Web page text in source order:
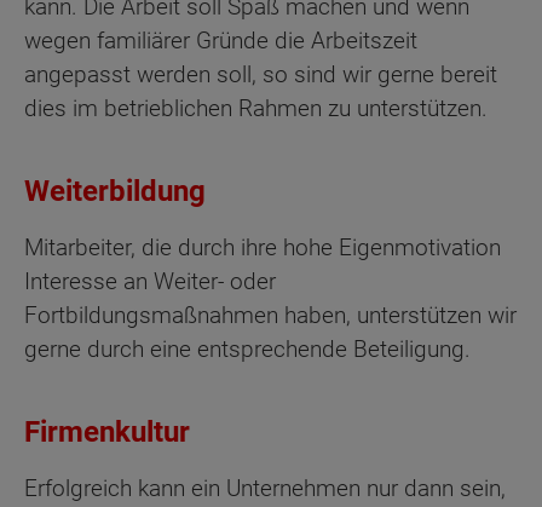
kann. Die Arbeit soll Spaß machen und wenn
wegen familiärer Gründe die Arbeitszeit
angepasst werden soll, so sind wir gerne bereit
dies im betrieblichen Rahmen zu unterstützen.
Weiterbildung
Mitarbeiter, die durch ihre hohe Eigenmotivation
Interesse an Weiter- oder
Fortbildungsmaßnahmen haben, unterstützen wir
gerne durch eine entsprechende Beteiligung.
Firmenkultur
Erfolgreich kann ein Unternehmen nur dann sein,